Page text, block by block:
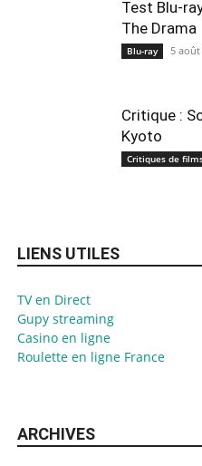
Test Blu-
The Drama
Blu-ray 5 août
Critique :
Kyoto
Critiques de
LIENS UTILES
TV en Direct
Gupy streaming
Casino en ligne
Roulette en ligne France
ARCHIVES